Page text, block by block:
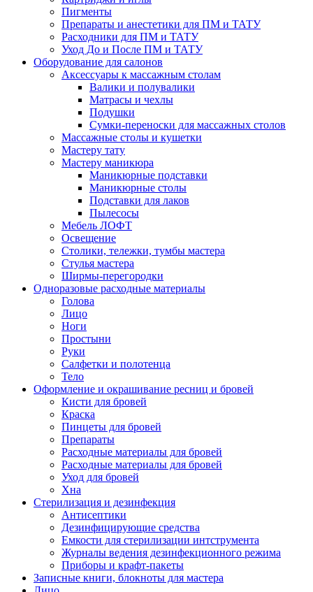
Пигменты
Препараты и анестетики для ПМ и ТАТУ
Расходники для ПМ и ТАТУ
Уход До и После ПМ и ТАТУ
Оборудование для салонов
Аксессуары к массажным столам
Валики и полувалики
Матрасы и чехлы
Подушки
Сумки-переноски для массажных столов
Массажные столы и кушетки
Мастеру тату
Мастеру маникюра
Маникюрные подставки
Маникюрные столы
Подставки для лаков
Пылесосы
Мебель ЛОФТ
Освещение
Столики, тележки, тумбы мастера
Стулья мастера
Ширмы-перегородки
Одноразовые расходные материалы
Голова
Лицо
Ноги
Простыни
Руки
Салфетки и полотенца
Тело
Оформление и окрашивание ресниц и бровей
Кисти для бровей
Краска
Пинцеты для бровей
Препараты
Расходные материалы для бровей
Расходные материалы для бровей
Уход для бровей
Хна
Стерилизация и дезинфекция
Антисептики
Дезинфицирующие средства
Емкости для стерилизации интструмента
Журналы ведения дезинфекционного режима
Приборы и крафт-пакеты
Записные книги, блокноты для мастера